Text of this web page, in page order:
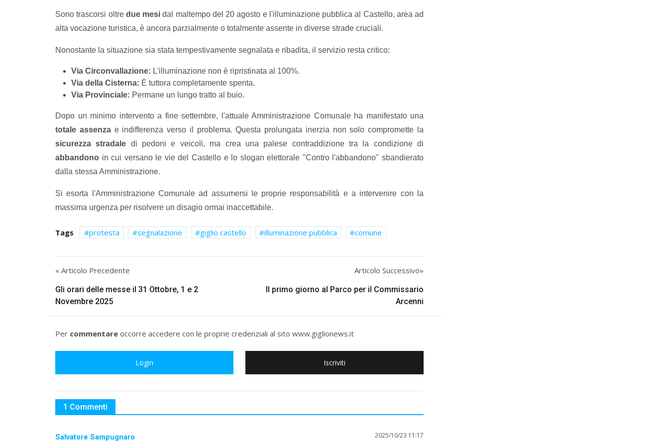
Sono trascorsi oltre due mesi dal maltempo del 20 agosto e l'illuminazione pubblica al Castello, area ad
alta vocazione turistica, è ancora parzialmente o totalmente assente in diverse strade cruciali.
Nonostante la situazione sia stata tempestivamente segnalata e ribadita, il servizio resta critico:
Via Circonvallazione: L'illuminazione non è ripristinata al 100%.
Via della Cisterna: È tuttora completamente spenta.
Via Provinciale: Permane un lungo tratto al buio.
Dopo un minimo intervento a fine settembre, l'attuale Amministrazione Comunale ha manifestato una
totale assenzae indifferenza verso il problema. Questa prolungata inerzia non solo compromette la
sicurezza stradale di pedoni e veicoli, ma crea una palese contraddizione tra la condizione di
abbandono in cui versano le vie del Castello e lo slogan elettorale "Contro l'abbandono" sbandierato
dalla stessa Amministrazione.
Si esorta l'Amministrazione Comunale ad assumersi le proprie responsabilità e a intervenire con la
massima urgenza per risolvere un disagio ormai inaccettabile.
Tags protesta segnalazione giglio castello illuminazione pubblica comune
« Articolo Precedente
Gli orari delle messe il 31 Ottobre, 1 e 2
Novembre 2025
Articolo Successivo»
Il primo giorno al Parco per il Commissario
Arcenni
Per commentare occorre accedere con le proprie credenziali al sito www.giglionews.it
Login Iscriviti
1 Commenti
Salvatore Sampugnaro 2025/10/23 11:17